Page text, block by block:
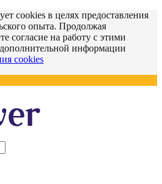
cookies в целях предоставления
опыта. Продолжая
согласие на работу с этими
информации
cookies